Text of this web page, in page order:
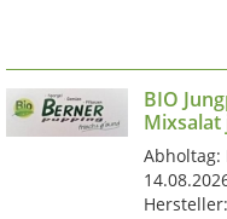
BIO
Mixsalat
Abholtag:
Hersteller: